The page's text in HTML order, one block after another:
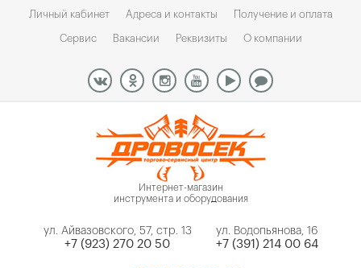
Личный кабинет Адреса и контакты Получение и оплата
Сервис Вакансии Реквизиты О компании
Интернет-магазин
инструмента и оборудования
ул. Айвазовского, 57, стр. 13
+7 (923) 270 20 50
ул. Водопьянова, 16
+7 (391) 214 00 64